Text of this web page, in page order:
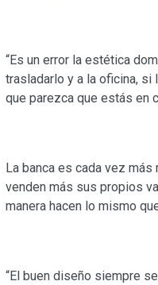
“Es un error la estética
trasladarlo y a la oficina, si
que parezca que estás en
La banca es cada vez
venden más sus propios
manera hacen lo mismo
“El buen diseño siempre